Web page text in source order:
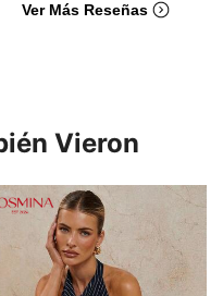
Ver Más Reseñas
Vieron